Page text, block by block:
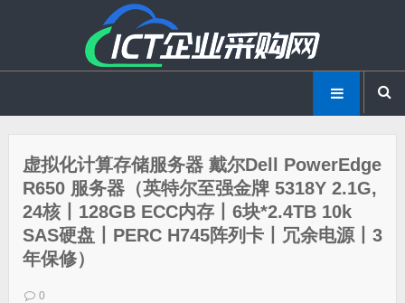
虚拟化计算存储服务器 戴尔Dell PowerEdge
R650 服务器（英特尔至强金牌 5318Y 2.1G,
24核丨128GB ECC内存丨6块*2.4TB 10k
SAS硬盘丨PERC H745阵列卡丨冗余电源丨3
年保修）
0